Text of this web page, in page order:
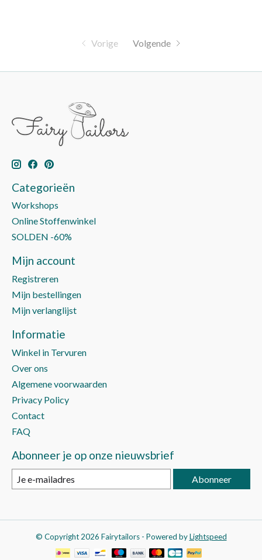
Vorige Volgende
Categorieën
Workshops
Online Stoffenwinkel
SOLDEN -60%
Mijn account
Registreren
Mijn bestellingen
Mijn verlanglijst
Informatie
Winkel in Tervuren
Over ons
Algemene voorwaarden
Privacy Policy
Contact
FAQ
Abonneer je op onze nieuwsbrief
Abonneer
© Copyright 2026 Fairytailors - Powered byLightspeed